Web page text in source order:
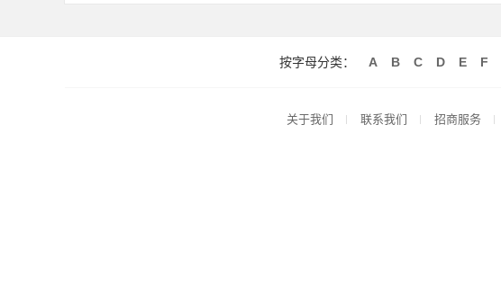
按字母分类： A B C D E F
关于我们 联系我们 招商服务